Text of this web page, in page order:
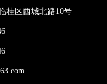
桂区西城北路10号